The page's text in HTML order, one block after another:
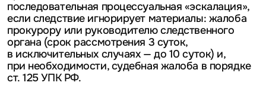
последовательная процессуальная «эскалация»,
если следствие игнорирует материалы: жалоба
прокурору или руководителю следственного
органа (срок рассмотрения 3 суток,
в исключительных случаях — до 10 суток) и,
при необходимости, судебная жалоба в порядке
ст. 125 УПК РФ.